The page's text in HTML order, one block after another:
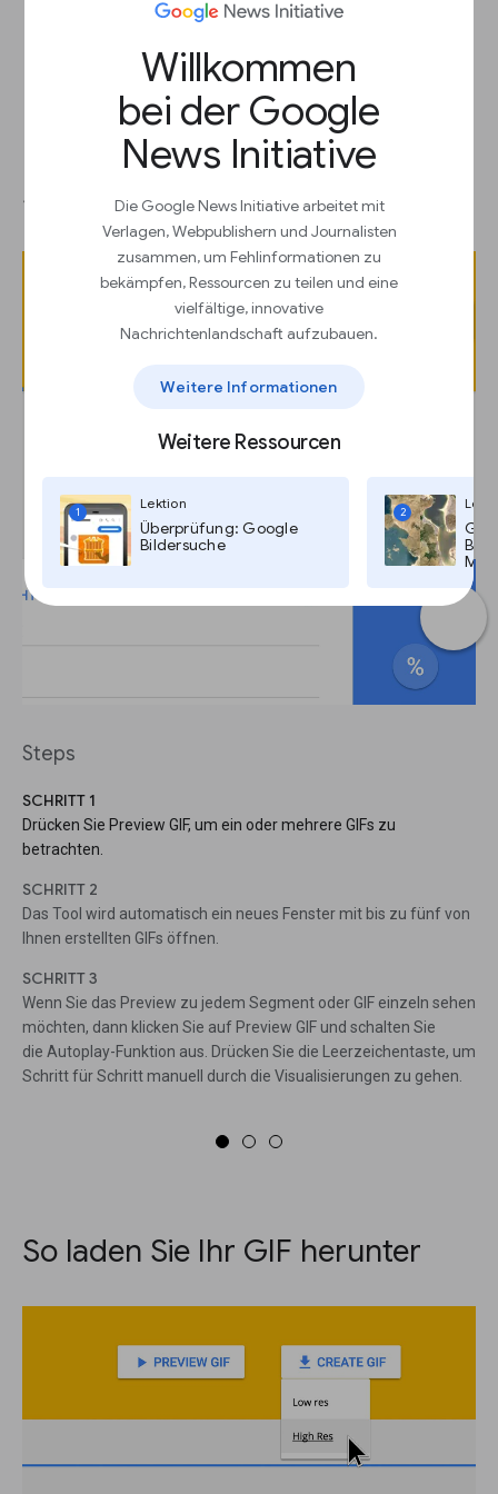
Willkommen
bei der Google
News Initiative
Die Google News Initiative arbeitet mit
Verlagen, Webpublishern und Journalisten
zusammen, um Fehlinformationen zu
bekämpfen, Ressourcen zu teilen und eine
vielfältige, innovative
Nachrichtenlandschaft aufzubauen.
Weitere Informationen
Weitere Ressourcen
1
Lektion
Überprüfung: Google
Bildersuche
2
Um Ihr GIF zu erstellen, klicken
Sie auf „Preview GIF“
Steps
SCHRITT 1
Drücken Sie Preview GIF, um ein oder mehrere GIFs zu
betrachten.
SCHRITT 2
Das Tool wird automatisch ein neues Fenster mit bis zu fünf von
Ihnen erstellten GIFs öffnen.
SCHRITT 3
Wenn Sie das Preview zu jedem Segment oder GIF einzeln sehen
möchten, dann klicken Sie auf Preview GIF und schalten Sie
die Autoplay-Funktion aus. Drücken Sie die Leerzeichentaste, um
Schritt für Schritt manuell durch die Visualisierungen zu gehen.
So laden Sie Ihr GIF herunter